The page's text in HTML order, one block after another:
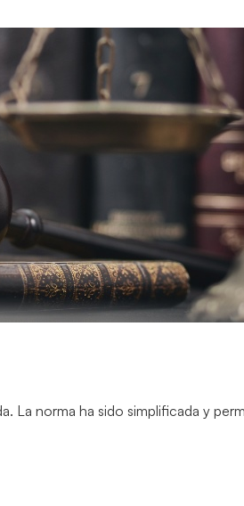
La norma ha sido simplificada y